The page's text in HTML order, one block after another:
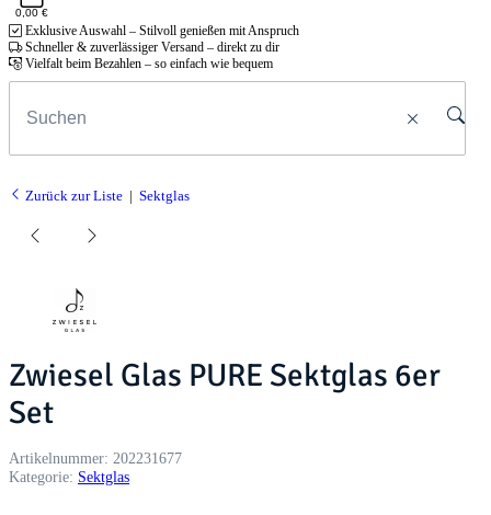
0,00 €
Exklusive Auswahl – Stilvoll genießen mit Anspruch
Schneller & zuverlässiger Versand – direkt zu dir
Vielfalt beim Bezahlen – so einfach wie bequem
Zurück zur Liste Sektglas
Zwiesel Glas PURE Sektglas 6er
Set
Artikelnummer: 202231677
Kategorie: Sektglas